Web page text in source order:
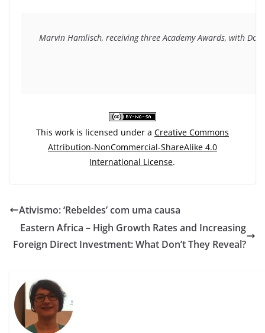
Marvin Hamlisch, receiving three Academy Awards, with
This work is licensed under a Creative Commons
Attribution-NonCommercial-ShareAlike 4.0
International License.
Ativismo: ‘Rebeldes’ com uma causa
Eastern Africa – High Growth Rates and Increasing
Foreign Direct Investment: What Don’t They Reveal?